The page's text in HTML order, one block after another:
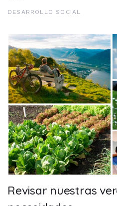
DESARROLLO SOCIAL
Revisar nuestras